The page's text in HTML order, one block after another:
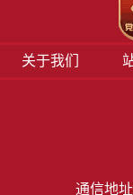
关于我们
通信地